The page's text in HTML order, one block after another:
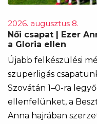
2026. augusztus 8.
Női csapat | Ezer
a Gloria ellen
Újabb felkészülési
szuperligás
Szovátán 1–0-ra
ellenfelünket, a
Anna hajrában